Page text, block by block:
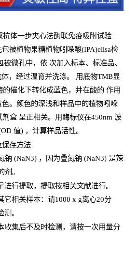
抗体一步夹心法酶联免疫吸附试验
包被植物果糖植物吲哚酸(IPA)elisa检
被微孔中，依 次加入标本、标准品、
，经过温育并洗涤。 用底物TMB显
的催化下转化成蓝色，并在酸的 作用
。颜色的深浅和样品中的植物吲哚
剂盒呈正相关。用酶标仪在450nm 波
OD 值) ，计算样品活性。
存方法
钠(NaN3) ，因为叠氮钠 (NaN3) 是辣
剂。
进行提取，提取按相关文献进行。
它相关样本：请1000 x g离心20分
测。
收集后不及时检测，请按一次用量分